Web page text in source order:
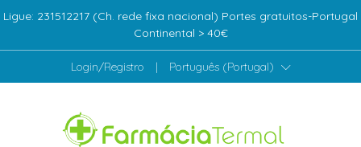
Ligue: 231512217 (Ch. rede fixa nacional) Portes gratuitos-Portugal
Continental > 40€
Login/Registro | Português (Portugal)